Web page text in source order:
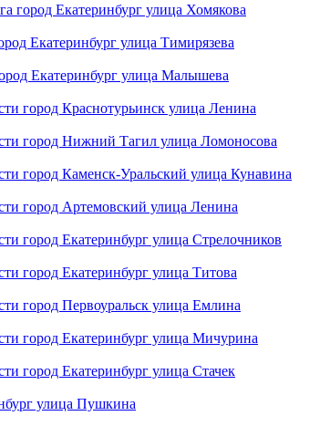
город Екатеринбург улица Хомякова
Екатеринбург улица Тимирязева
Екатеринбург улица Малышева
город Краснотурьинск улица Ленина
город Нижний Тагил улица Ломоносова
город Каменск-Уральский улица Кунавина
город Артемовский улица Ленина
город Екатеринбург улица Стрелочников
город Екатеринбург улица Титова
город Первоуральск улица Емлина
город Екатеринбург улица Мичурина
город Екатеринбург улица Стачек
улица Пушкина